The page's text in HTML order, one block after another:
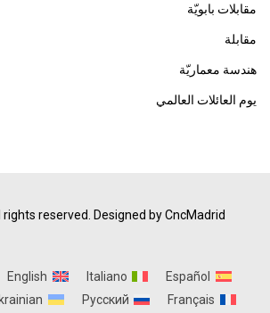
مقابلات بابويّة
مقابلة
هندسة معماريّة
يوم العائلات العالمي
reserved. Designed by CncMadrid
Español
Italiano
English
Français
Русский